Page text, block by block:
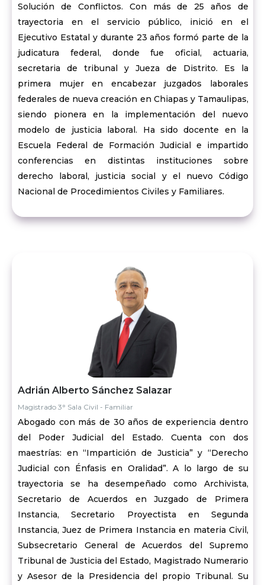
Solución de Conflictos. Con más de 25 años de
trayectoria en el servicio público, inició en el
Ejecutivo Estatal y durante 23 años formó parte de la
judicatura federal, donde fue oficial, actuaria,
secretaria de tribunal y Jueza de Distrito. Es la
primera mujer en encabezar juzgados laborales
federales de nueva creación en Chiapas y Tamaulipas,
siendo pionera en la implementación del nuevo
modelo de justicia laboral. Ha sido docente en la
Escuela Federal de Formación Judicial e impartido
conferencias en distintas instituciones sobre
derecho laboral, justicia social y el nuevo Código
Nacional de Procedimientos Civiles y Familiares.
Adrián Alberto Sánchez Salazar
Magistrado 3° Sala Civil - Familiar
Abogado con más de 30 años de experiencia dentro
del Poder Judicial del Estado. Cuenta con dos
maestrías: en “Impartición de Justicia” y “Derecho
Judicial con Énfasis en Oralidad”. A lo largo de su
trayectoria se ha desempeñado como Archivista,
Secretario de Acuerdos en Juzgado de Primera
Instancia, Secretario Proyectista en Segunda
Instancia, Juez de Primera Instancia en materia Civil,
Subsecretario General de Acuerdos del Supremo
Tribunal de Justicia del Estado, Magistrado Numerario
y Asesor de la Presidencia del propio Tribunal. Su